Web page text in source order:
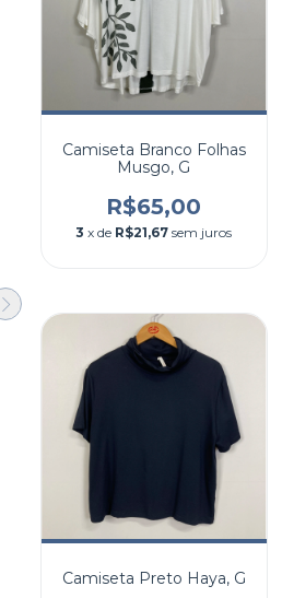
Camiseta Branco Folhas
Musgo, G
R$65,00
3 x de R$21,67 sem juros
Camiseta Preto Haya, G